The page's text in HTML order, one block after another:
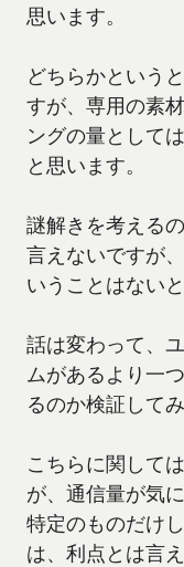
思います。
どちらかという
すが、専用の素
ングの量として
と思います。
謎解きを考える
言えないですが
いうことはない
話は変わって、
ムがあるより一
るのか検証してみ
こちらに関して
が、通信量が気
特定のものだけ
は、利点とは言